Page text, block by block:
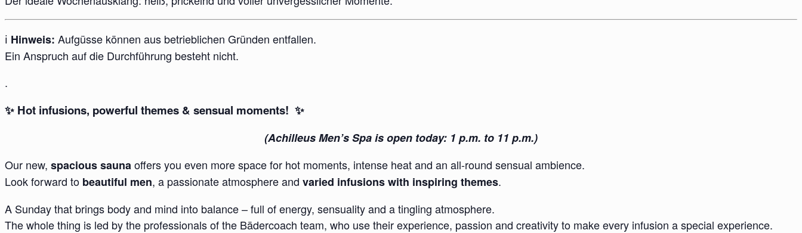
ℹ️ Hinweis: Aufgüsse können aus betrieblichen Gründen entfallen.
Ein Anspruch auf die Durchführung besteht nicht.
.
✨ Hot infusions, powerful themes & sensual moments! ✨
(Achilleus Men’s Spa is open today: 1 p.m. to 11 p.m.)
Our new, spacious saunaoffers you even more space for hot moments, intense heat and an all-round sensual ambience.
Look forward to beautiful men, a passionate atmosphere and varied infusions with inspiring themes.
A Sunday that brings body and mind into balance – full of energy, sensuality and a tingling atmosphere.
The whole thing is led by the professionals of the Bädercoach team, who use their experience, passion and creativity to make every infusion a special experience.